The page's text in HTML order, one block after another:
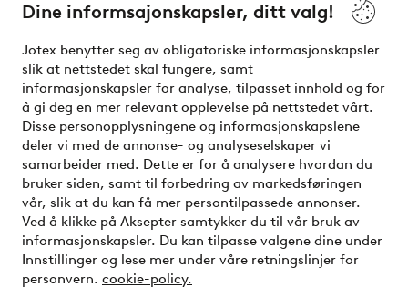
Dine informsajonskapsler, ditt valg!
Jotex benytter seg av obligatoriske informasjonskapsler
slik at nettstedet skal fungere, samt
informasjonskapsler for analyse, tilpasset innhold og for
å gi deg en mer relevant opplevelse på nettstedet vårt.
Disse personopplysningene og informasjonskapslene
deler vi med de annonse- og analyseselskaper vi
samarbeider med. Dette er for å analysere hvordan du
bruker siden, samt til forbedring av markedsføringen
vår, slik at du kan få mer persontilpassede annonser.
Ved å klikke på Aksepter samtykker du til vår bruk av
informasjonskapsler. Du kan tilpasse valgene dine under
Innstillinger og lese mer under våre retningslinjer for
personvern. cookie-policy.
Venner
Sikre betalinger - Betal direkte eller del opp
Vil du vite mer om våre betalingsalternativer?
elpy